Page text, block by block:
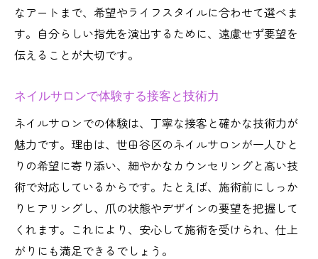
なアートまで、希望やライフスタイルに合わせて選べま
す。自分らしい指先を演出するために、遠慮せず要望を
伝えることが大切です。
ネイルサロンで体験する接客と技術力
ネイルサロンでの体験は、丁寧な接客と確かな技術力が
魅力です。理由は、世田谷区のネイルサロンが一人ひと
りの希望に寄り添い、細やかなカウンセリングと高い技
術で対応しているからです。たとえば、施術前にしっか
りヒアリングし、爪の状態やデザインの要望を把握して
くれます。これにより、安心して施術を受けられ、仕上
がりにも満足できるでしょう。